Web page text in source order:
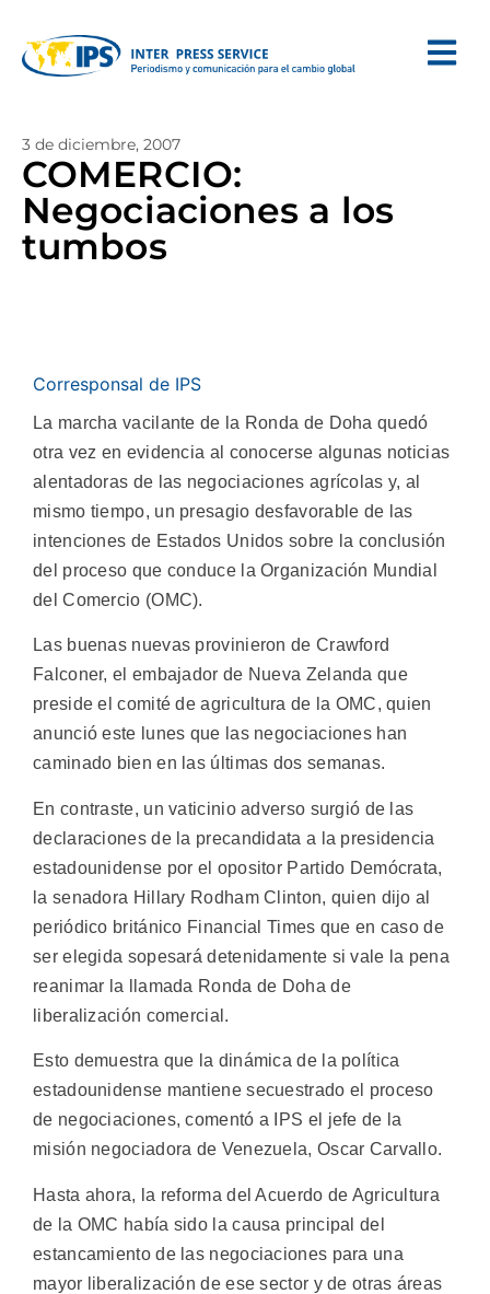
3 de diciembre, 2007
COMERCIO:
Negociaciones a los
tumbos
Corresponsal de IPS
La marcha vacilante de la Ronda de Doha quedó
otra vez en evidencia al conocerse algunas noticias
alentadoras de las negociaciones agrícolas y, al
mismo tiempo, un presagio desfavorable de las
intenciones de Estados Unidos sobre la conclusión
del proceso que conduce la Organización Mundial
del Comercio (OMC).
Las buenas nuevas provinieron de Crawford
Falconer, el embajador de Nueva Zelanda que
preside el comité de agricultura de la OMC, quien
anunció este lunes que las negociaciones han
caminado bien en las últimas dos semanas.
En contraste, un vaticinio adverso surgió de las
declaraciones de la precandidata a la presidencia
estadounidense por el opositor Partido Demócrata,
la senadora Hillary Rodham Clinton, quien dijo al
periódico británico Financial Times que en caso de
ser elegida sopesará detenidamente si vale la pena
reanimar la llamada Ronda de Doha de
liberalización comercial.
Esto demuestra que la dinámica de la política
estadounidense mantiene secuestrado el proceso
de negociaciones, comentó a IPS el jefe de la
misión negociadora de Venezuela, Oscar Carvallo.
Hasta ahora, la reforma del Acuerdo de Agricultura
de la OMC había sido la causa principal del
estancamiento de las negociaciones para una
mayor liberalización de ese sector y de otras áreas